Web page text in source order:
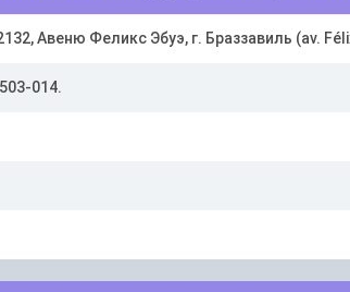
Авеню Феликс Эбуэ, г. Браззавиль (av.
014.